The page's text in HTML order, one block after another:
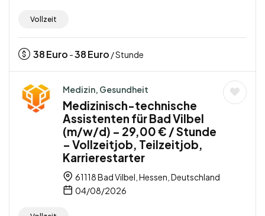
Vollzeit
38Euro -38Euro / Stunde
Medizin, Gesundheit
Medizinisch-technische
Assistenten für Bad Vilbel
(m/w/d) – 29,00 € / Stunde
– Vollzeitjob, Teilzeitjob,
Karrierestarter
61118 Bad Vilbel, Hessen, Deutschland
04/08/2026